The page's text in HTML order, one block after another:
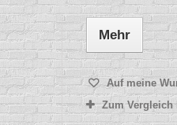
Mehr
Auf meine
Zum Vergleich